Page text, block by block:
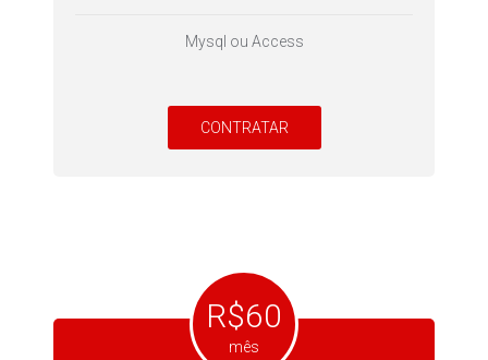
Mysql ou Access
CONTRATAR
R$60
mês